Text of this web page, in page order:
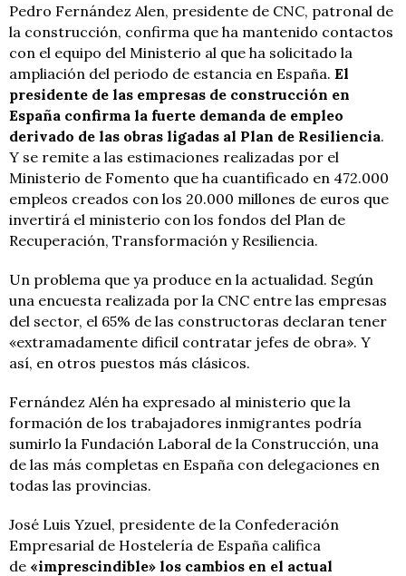
Pedro Fernández Alen, presidente de CNC, patronal de
la construcción, confirma que ha mantenido contactos
con el equipo del Ministerio al que ha solicitado la
ampliación del periodo de estancia en España. El
presidente de las empresas de construcción en
España confirma la fuerte demanda de empleo
derivado de las obras ligadas al Plan de Resiliencia.
Y se remite a las estimaciones realizadas por el
Ministerio de Fomento que ha cuantificado en 472.000
empleos creados con los 20.000 millones de euros que
invertirá el ministerio con los fondos del Plan de
Recuperación, Transformación y Resiliencia.
Un problema que ya produce en la actualidad. Según
una encuesta realizada por la CNC entre las empresas
del sector, el 65% de las constructoras declaran tener
«extramadamente dificil contratar jefes de obra». Y
así, en otros puestos más clásicos.
Fernández Alén ha expresado al ministerio que la
formación de los trabajadores inmigrantes podría
sumirlo la Fundación Laboral de la Construcción, una
de las más completas en España con delegaciones en
todas las provincias.
José Luis Yzuel, presidente de la Confederación
Empresarial de Hostelería de España califica
de «imprescindible» los cambios en el actual